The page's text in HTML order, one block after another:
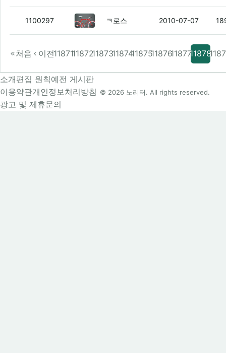
1100297 뭐이거?(4)
ㅋ로스 2010-07-07
처음 이전1187111872118731187411875118761187711878
소개편집 원칙예전 게시판
이용약관개인정보처리방침
광고 및 제휴문의
© 2026 노리터. All rights reserved.